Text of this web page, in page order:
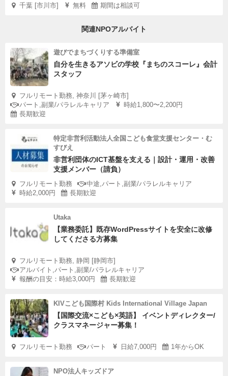
千葉 [市川市] 無料 期間は相談可
関連NPOアルバイト
遊びでまちづくりする準備室
自分を生きるアソビの学校『まちのスコーレ』会計
スタッフ
フルリモート勤務, 神奈川 [茅ヶ崎市]
パート,副業/パラレルキャリア
時給1,800〜2,200円
長期歓迎
特定非営利活動法人全国こども食堂支援センター・む
すびえ
非営利団体のICT基盤を支える｜設計・運用・改善
支援メンバー（請負）
フルリモート勤務
中途,パート,副業/パラレルキャリア
時給2,000円
長期歓迎
Utaka
【業務委託】既存WordPressサイトを安全に改修
してくださる方募集
フルリモート勤務, 静岡 [静岡市]
アルバイト,パート,副業/パラレルキャリア
報酬の目安：時給3,000円
長期歓迎
KIVこども国際村 Kids International Village Japan
【国際交流×こども×英語】 イベントディレクター/
クラスマネージャー募集！
フルリモート勤務 パート 日給7,000円 1年からOK
NPO法人キッズドア